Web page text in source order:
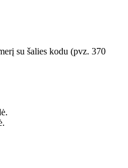
su šalies kodu (pvz. 370